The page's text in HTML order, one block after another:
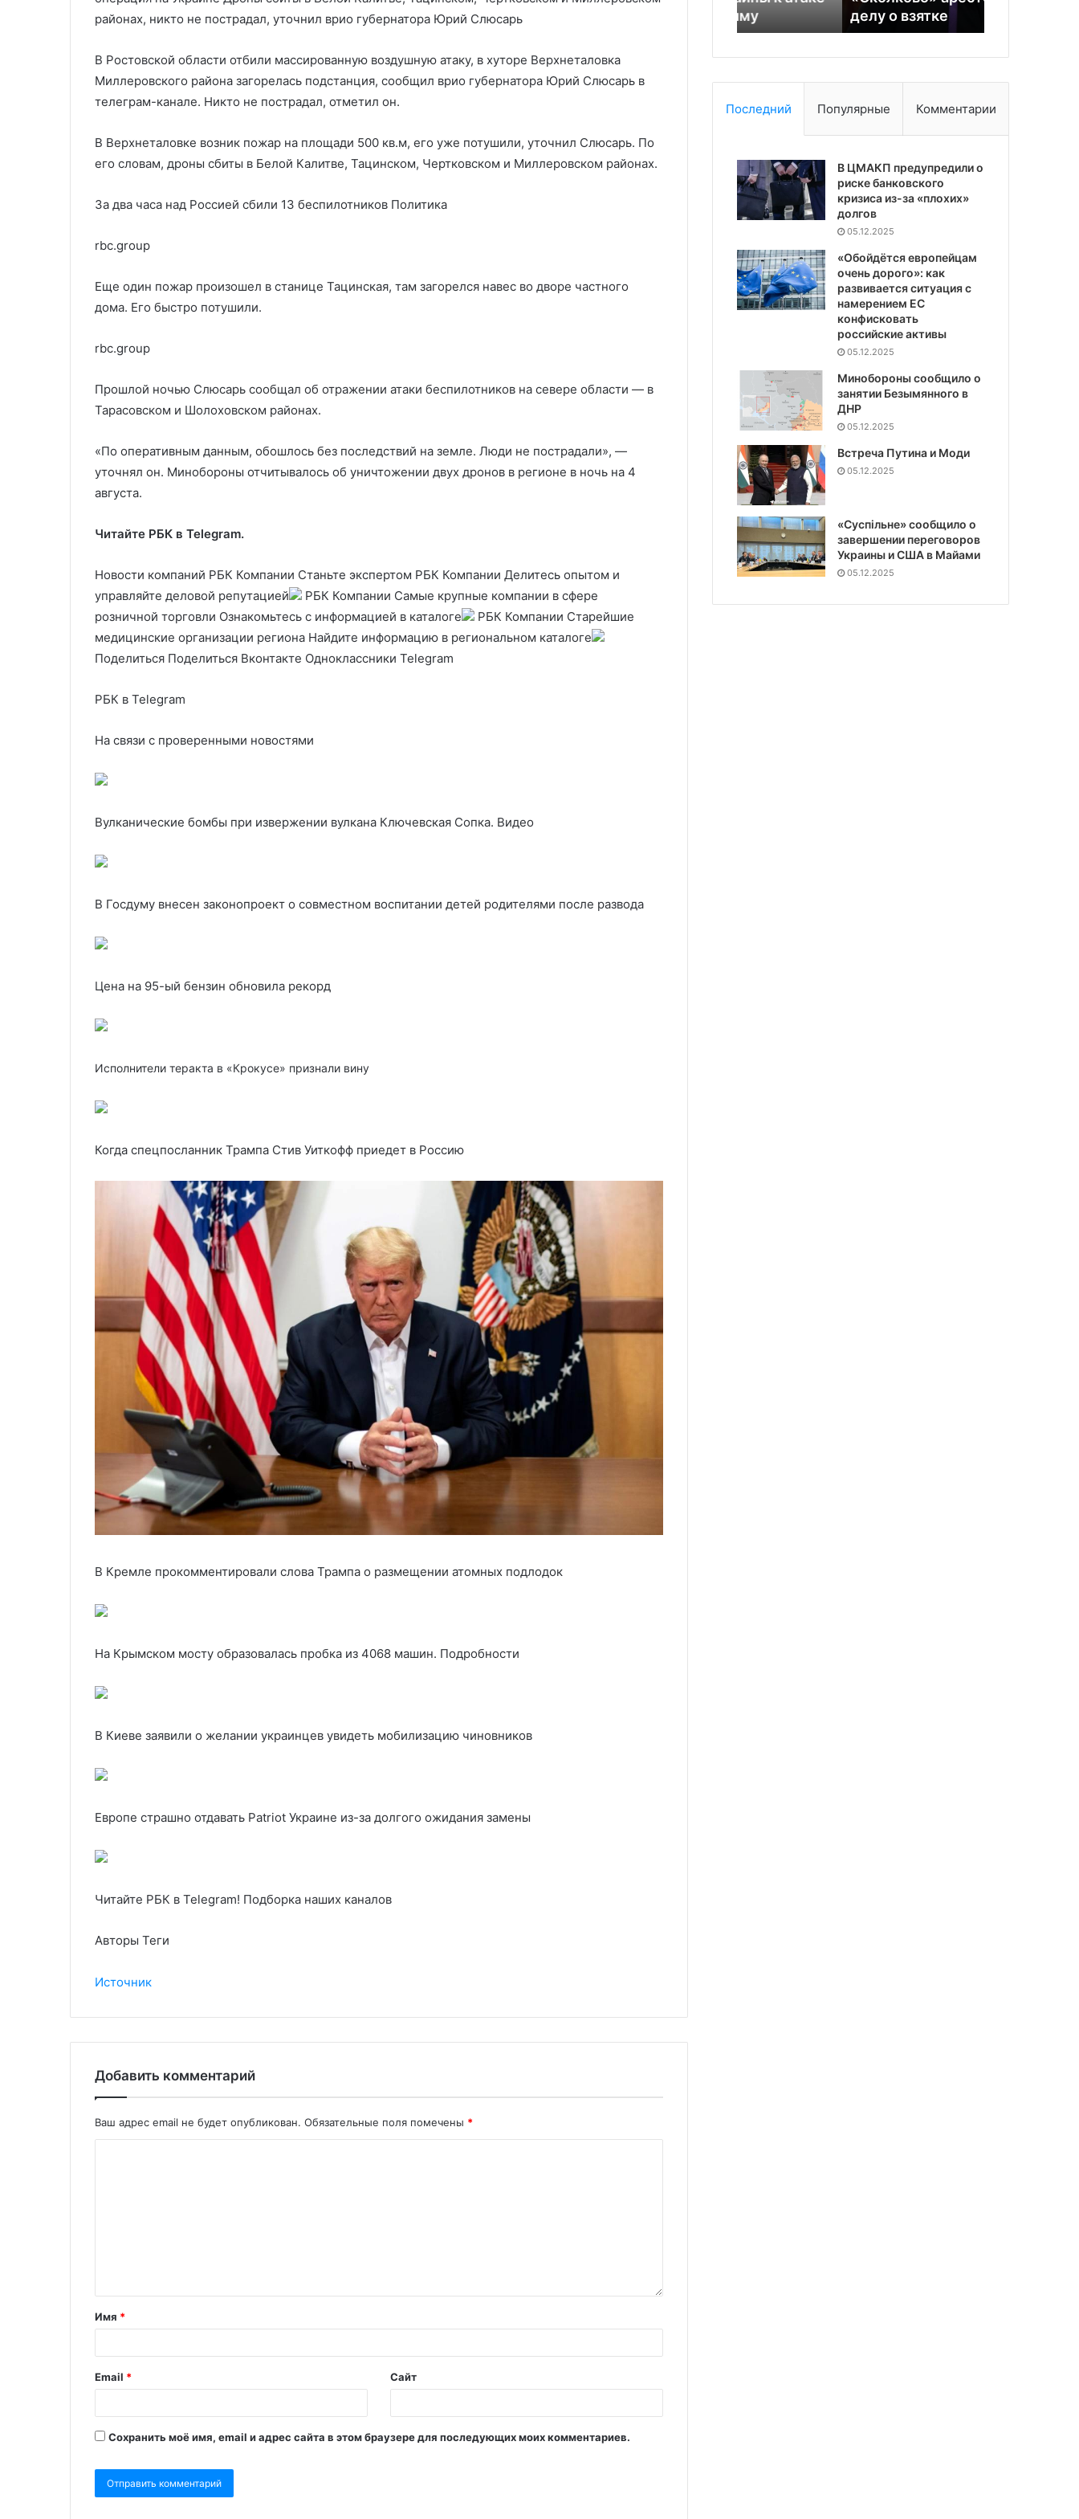
районах, никто не пострадал, уточнил врио губернатора Юрий Слюсарь
В Ростовской области отбили массированную воздушную атаку, в хуторе Верхнеталовка
Миллеровского района загорелась подстанция, сообщил врио губернатора Юрий Слюсарь в
телеграм-канале. Никто не пострадал, отметил он.
В Верхнеталовке возник пожар на площади 500 кв.м, его уже потушили, уточнил Слюсарь. По
его словам, дроны сбиты в Белой Калитве, Тацинском, Чертковском и Миллеровском районах.
За два часа над Россией сбили 13 беспилотников Политика
rbc.group
Еще один пожар произошел в станице Тацинская, там загорелся навес во дворе частного
дома. Его быстро потушили.
rbc.group
Прошлой ночью Слюсарь сообщал об отражении атаки беспилотников на севере области — в
Тарасовском и Шолоховском районах.
«По оперативным данным, обошлось без последствий на земле. Люди не пострадали», —
уточнял он. Минобороны отчитывалось об уничтожении двух дронов в регионе в ночь на 4
августа.
Читайте РБК в Telegram.
Новости компаний РБК Компании Станьте экспертом РБК Компании Делитесь опытом и
управляйте деловой репутацией
РБК Компании Самые крупные компании в сфере
розничной торговли Ознакомьтесь с информацией в каталоге
РБК Компании Старейшие
медицинские организации региона Найдите информацию в региональном каталоге
Поделиться Поделиться Вконтакте Одноклассники Telegram
РБК в Telegram
На связи с проверенными новостями
Вулканические бомбы при извержении вулкана Ключевская Сопка. Видео
В Госдуму внесен законопроект о совместном воспитании детей родителями после развода
Цена на 95-ый бензин обновила рекорд
Исполнители теракта в «Крокусе» признали вину
Когда спецпосланник Трампа Стив Уиткофф приедет в Россию
В Кремле прокомментировали слова Трампа о размещении атомных подлодок
На Крымском мосту образовалась пробка из 4068 машин. Подробности
В Киеве заявили о желании украинцев увидеть мобилизацию чиновников
Европе страшно отдавать Patriot Украине из-за долгого ожидания замены
Читайте РБК в Telegram! Подборка наших каналов
Авторы Теги
Источник
Добавить комментарий
Ваш адрес email не будет опубликован. Обязательные поля помечены *
Имя *
Email * Сайт
Сохранить моё имя, email и адрес сайта в этом браузере для последующих моих комментариев.
беспилотников на Кремль
ВСдискредитацию ВС
в на аэродром в Крыму
делу о взятке
Последний Популярные Комментарии
В ЦМАКП предупредили о
риске банковского
кризиса из-за «плохих»
долгов
05.12.2025
«Обойдётся европейцам
очень дорого»: как
развивается ситуация с
намерением ЕС
конфисковать
российские активы
05.12.2025
Минобороны сообщило о
занятии Безымянного в
ДНР
05.12.2025
Встреча Путина и Моди
05.12.2025
«Суспiльне» сообщило о
завершении переговоров
Украины и США в Майами
05.12.2025